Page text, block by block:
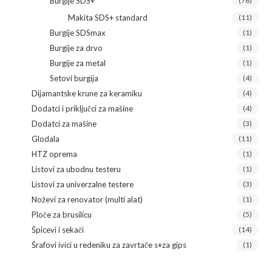
Makita SDS+ standard (11)
Burgije SDSmax (1)
Burgije za drvo (1)
Burgije za metal (1)
Setovi burgija (4)
Dijamantske krune za keramiku (4)
Dodatci i priključci za mašine (4)
Dodatci za mašine (3)
Glodala (11)
HTZ oprema (1)
Listovi za ubodnu testeru (1)
Listovi za univerzalne testere (3)
Noževi za renovator (multi alat) (1)
Ploče za brusilicu (5)
Špicevi i sekači (14)
Šrafovi ivici u redeniku za zavrtače s+za gips (1)